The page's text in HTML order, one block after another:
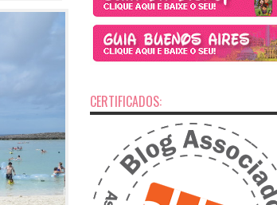
CERTIFICADOS: